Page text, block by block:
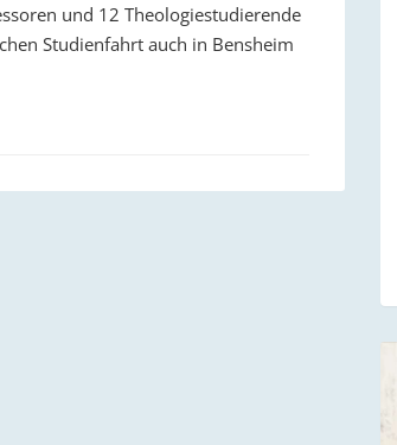
und 12 Theologiestudierende
Studienfahrt auch in Bensheim